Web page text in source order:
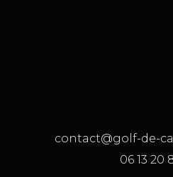
contact@golf-de-
06 13 20